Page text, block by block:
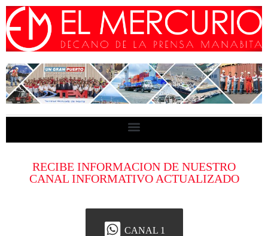
RECIBE INFORMACION DE NUESTRO
CANAL INFORMATIVO ACTUALIZADO
CANAL 1